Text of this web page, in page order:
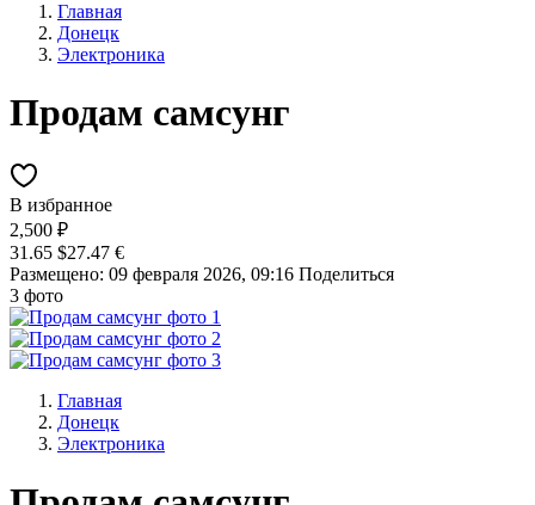
Главная
Донецк
Электроника
Продам самсунг
В избранное
2,500 ₽
31.65 $27.47 €
Размещено: 09 февраля 2026, 09:16 Поделиться
3 фото
Главная
Донецк
Электроника